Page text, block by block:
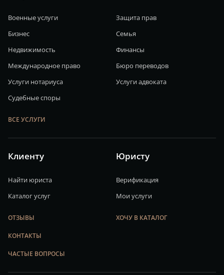
Военные услуги
Защита прав
Бизнес
Семья
Недвижимость
Финансы
Международное право
Бюро переводов
Услуги нотариуса
Услуги адвоката
Судебные споры
ВСЕ УСЛУГИ
Клиенту
Найти юриста
Каталог услуг
ОТЗЫВЫ
КОНТАКТЫ
ЧАСТЫЕ ВОПРОСЫ
Юристу
Верификация
Мои услуги
ХОЧУ В КАТАЛОГ